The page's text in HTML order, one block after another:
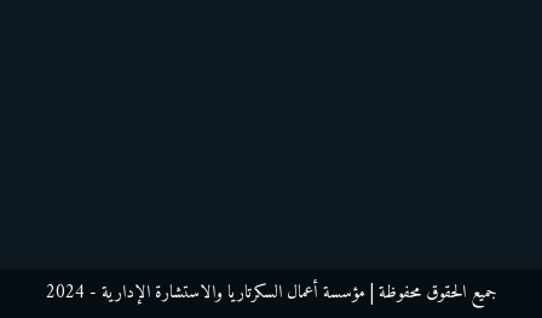
جميع الحقوق محفوظة| مؤسسة أعمال السكرتاريا والاستشارة الإدارية - 2024